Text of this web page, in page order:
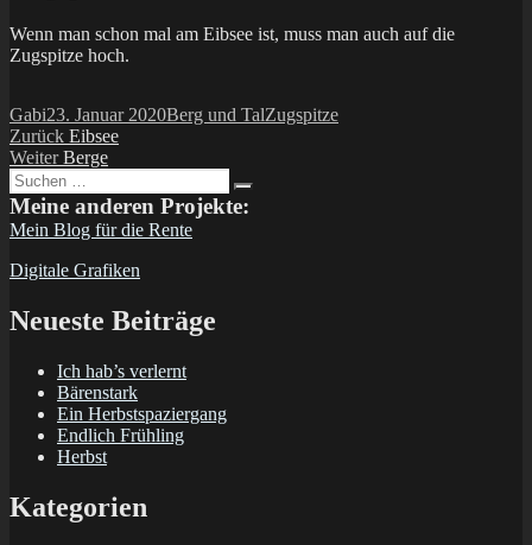
Wenn man schon mal am Eibsee ist, muss man auch auf die
Zugspitze hoch.
Autor
GabiVeröffentlicht
am
23. Januar 2020Kategorien
Berg und TalSchlagwörter
Zugspitze
Beitragsnavigation
Zurück Vorheriger
Beitrag:
Eibsee
Weiter Nächster
Beitrag:
Berge
Suchen
nach:
Meine anderen Projekte:
Mein Blog für die Rente
Digitale Grafiken
Neueste Beiträge
Ich hab’s verlernt
Bärenstark
Ein Herbstspaziergang
Endlich Frühling
Herbst
Kategorien